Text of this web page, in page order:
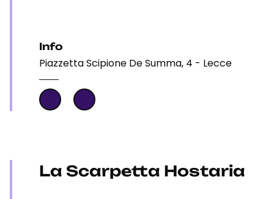
Info
Piazzetta Scipione De Summa, 4 - Lecce
La Scarpetta Hostaria